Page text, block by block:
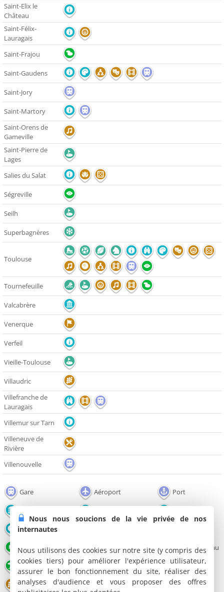
Saint-Elix le
Château
Saint-Félix-
Lauragais
Saint-Frajou
Saint-Gaudens
Saint-Jory
Saint-Martory
Saint-Orens de
Gameville
Saint-Pierre de
Lages
Salies du Salat
Ségreville
Seilh
Superbagnères
Toulouse
Tournefeuille
Valcabrère
Venerque
Verfeil
Vieille-Toulouse
Villaudric
Villefranche de
Lauragais
Villemur sur Tarn
Villeneuve de
Rivière
Villenouvelle
Gare Aéroport Port
Office de tourisme
Parc et Jardin Nature Lac / Plan d'eau
Plage Congrès - Parc Expo Restaurant
Domaine viticole Salle de spectacles Théâtre
Nous nous soucions de la vie privée de nos
internautes
Nous utilisons des cookies sur notre site (y compris des
cookies tiers) pour améliorer l'expérience utilisateur,
assurer le bon fonctionnement du site, réaliser des
analyses d'audience et vous proposer des offres